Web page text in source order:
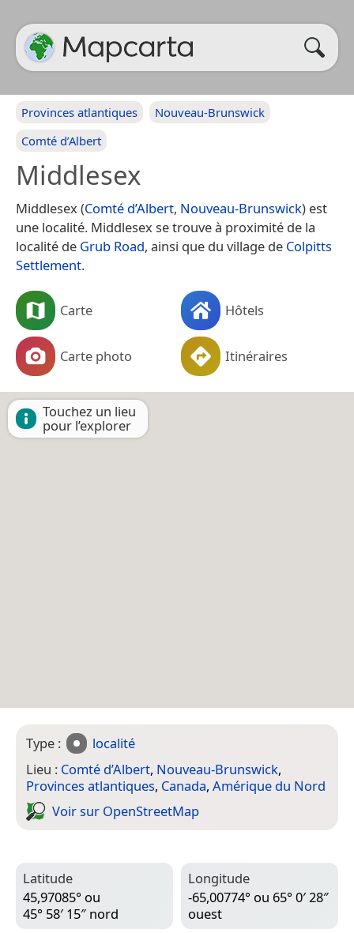
Provinces atlantiques
Nouveau-Brunswick
Comté d’Albert
Middlesex
Middlesex (Comté d’Albert, Nouveau-Brunswick) est
une localité. Middlesex se trouve à proximité de la
localité de Grub Road, ainsi que du village de Colpitts
Settlement.
Carte Hôtels
Carte photo Itinéraires
Touchez un lieu
pour l’explorer
Type :
localité
Lieu : Comté d’Albert, Nouveau-Brunswick,
Provinces atlantiques, Canada, Amérique du Nord
Voir sur Open­Street­Map
Latitude
45,97085° ou
45° 58′ 15″ nord
Longitude
-65,00774° ou 65° 0′ 28″
ouest